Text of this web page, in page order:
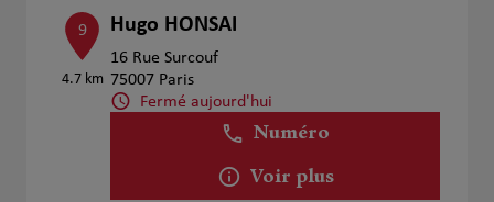
9
4.7 km
Hugo HONSAI
16 Rue Surcouf
75007 Paris
Fermé aujourd'hui
Numéro
Voir plus